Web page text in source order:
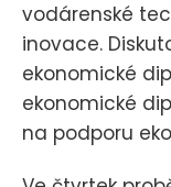
vodárenské
inovace.
ekonomické
ekonomické
na podporu